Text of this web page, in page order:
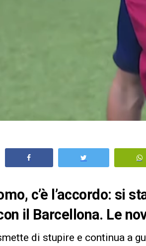
c’è l’accordo: si
il Barcellona. Le
di stupire e continua a